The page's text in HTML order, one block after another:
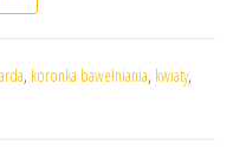
, koronka bawełniania, kwiaty,